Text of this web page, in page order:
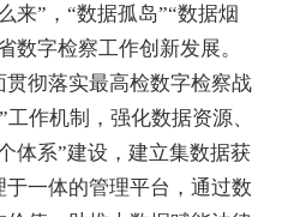
来”，“数据孤岛”“数据烟
数字检察工作创新发展。
彻落实最高检数字检察战
作机制，强化数据资源、
体系”建设，建立集数据获
一体的管理平台，通过数